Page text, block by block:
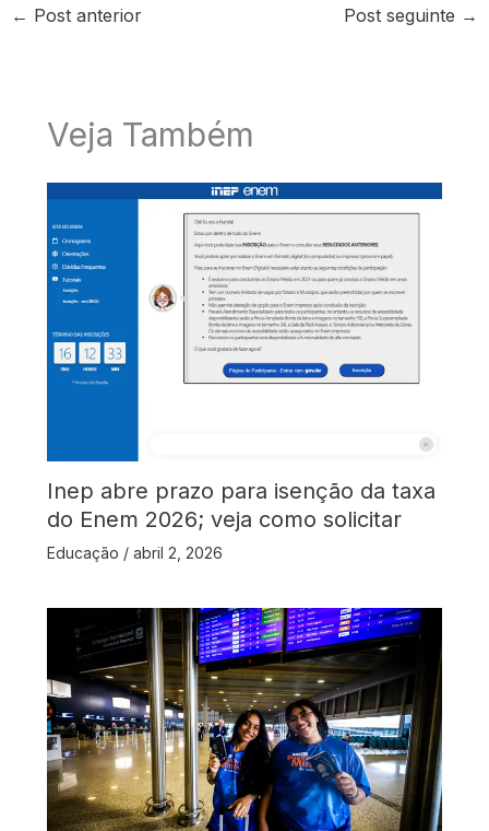
← Post anterior Post seguinte →
Veja Também
Inep abre prazo para isenção da taxa
do Enem 2026; veja como solicitar
Educação / abril 2, 2026